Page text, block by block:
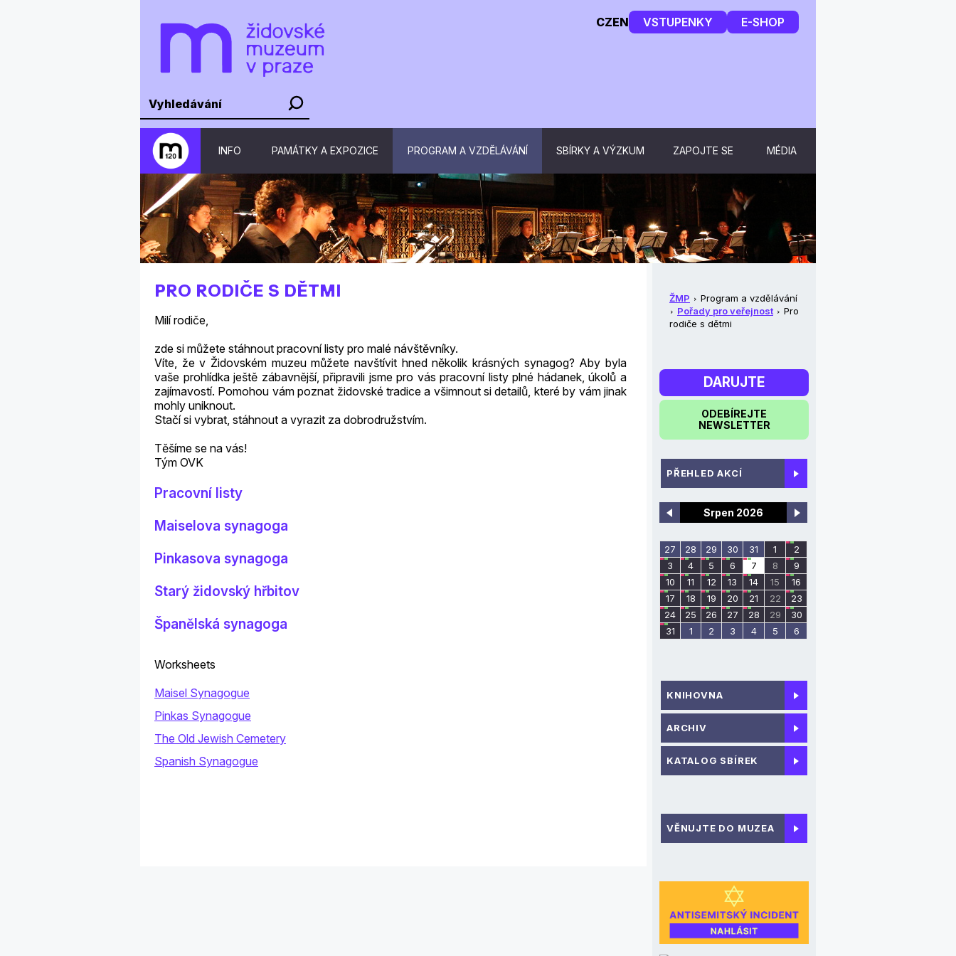
CZEN VSTUPENKY E-SHOP
INFO PAMÁTKY A EXPOZICE PROGRAM A VZDĚLÁVÁNÍ SBÍRKY A VÝZKUM ZAPOJTE SE MÉDIA
PRO RODIČE S DĚTMI
Milí rodiče,
zde si můžete stáhnout pracovní listy pro malé návštěvníky.
Víte, že v Židovském muzeu můžete navštívit hned několik krásných synagog? Aby byla
vaše prohlídka ještě zábavnější, připravili jsme pro vás pracovní listy plné hádanek, úkolů a
zajímavostí. Pomohou vám poznat židovské tradice a všimnout si detailů, které by vám jinak
mohly uniknout.
Stačí si vybrat, stáhnout a vyrazit za dobrodružstvím.
Těšíme se na vás!
Tým OVK
Pracovní listy
Maiselova synagoga
Pinkasova synagoga
Starý židovský hřbitov
Španělská synagoga
Worksheets
Maisel Synagogue
Pinkas Synagogue
The Old Jewish Cemetery
Spanish Synagogue
ŽMP
Program a vzdělávání
Pořady pro veřejnost
Pro
rodiče s dětmi
DARUJTE
ODEBÍREJTE
NEWSLETTER
PŘEHLED AKCÍ
Srpen 2026
27 28 29 30 31 1
2
3
4 5 6 7 8
9
10
11 12 13 14 15
16
17
18 19 20 21 22
23
24
25 26 27 28 29
30
31
1 2 3 4 5 6
KNIHOVNA
ARCHIV
KATALOG SBÍREK
VĚNUJTE DO MUZEA